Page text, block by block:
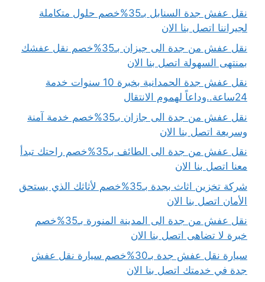
نقل عفش جدة السنابل بـ35%خصم حلول متكاملة
لجيراننا اتصل بنا الان
نقل عفش من جدة الى جيزان بـ35%خصم نقل عفشك
بمنتهى السهولة اتصل بنا الان
نقل عفش جدة الحمدانية بخبرة 10 سنوات خدمة
24ساعة..وداعاً لهموم الانتقال
نقل عفش من جدة الى جازان بـ35%خصم خدمة آمنة
وسريعة اتصل بنا الان
نقل عفش من جدة الى الطائف بـ35%خصم راحتك تبدأ
معنا اتصل بنا الان
شركة تخزين اثاث بجدة بـ35%خصم لأثاثك الذي يستحق
الأمان اتصل بنا الان
نقل عفش من جدة الى المدينة المنورة بـ35%خصم
خبرة لا تضاهى اتصل بنا الان
سيارة نقل عفش جدة بـ30%خصم سيارة نقل عفش
جدة في خدمتك اتصل بنا الان